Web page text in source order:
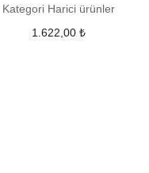
Kategori Harici ürünler
1.622,00₺